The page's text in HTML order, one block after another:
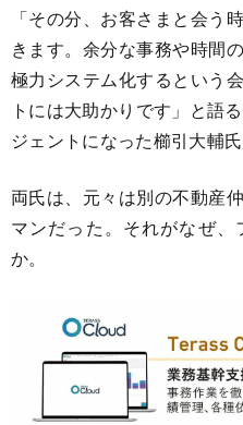
「その分、お客さまと会う
きます。余分な事務や時間
極力システム化するという
トには大助かりです」と語
ジェントになった櫛引大輔氏
両氏は、元々は別の不動産
マンだった。それがなぜ
か。